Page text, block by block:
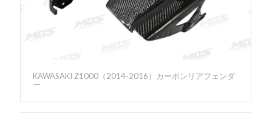
KAWASAKI Z1000（2014-2016）カーボンリアフェンダ
ー